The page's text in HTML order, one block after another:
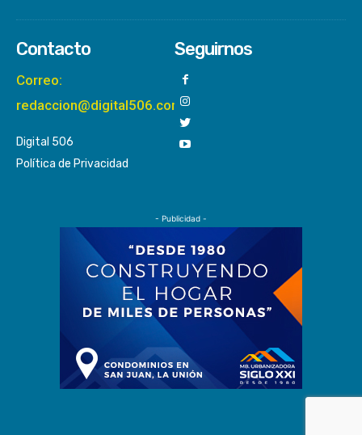
Contacto
Correo:
redaccion@digital506.com
Digital 506
Política de Privacidad
Seguirnos
- Publicidad -